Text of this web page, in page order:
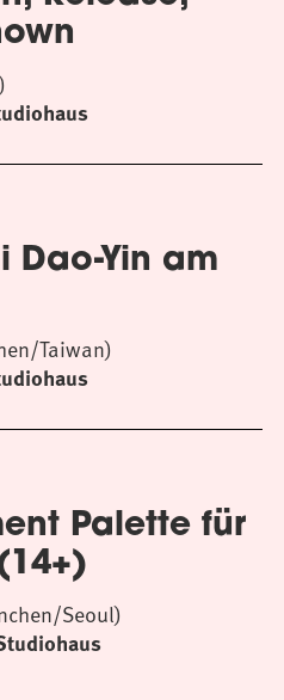
Dao-Yin am
Taiwan)
Palette für
Seoul)